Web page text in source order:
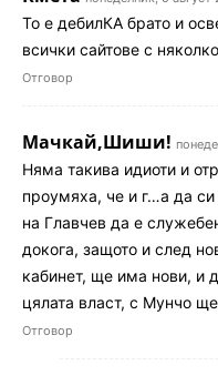
То е дебилКА брато и
всички сайтове с
Отговор
Мачкай,Шиши!
Няма такива идиоти и
проумяха, че и г…а да
на Главчев да е
докога, защото и след
кабинет, ще има нови, и
цялата власт, с Мунчо
Отговор